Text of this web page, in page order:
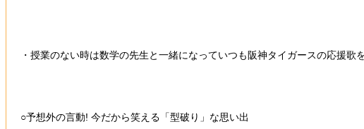
・授業のない時は数学の先生と一緒になっていつも阪神タイガースの応援歌
○予想外の言動! 今だから笑える「型破り」な思い出